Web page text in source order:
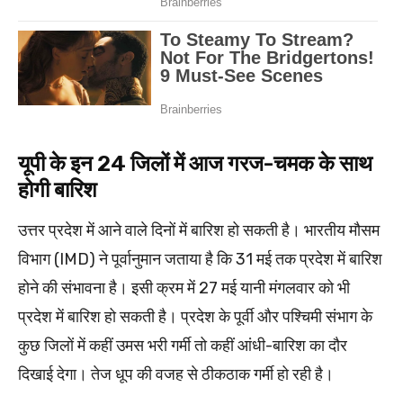
यूपी के इन 24 जिलों में आज गरज-चमक के साथ
होगी बारिश
उत्तर प्रदेश में आने वाले दिनों में बारिश हो सकती है। भारतीय मौसम
विभाग (IMD) ने पूर्वानुमान जताया है कि 31 मई तक प्रदेश में बारिश
होने की संभावना है। इसी क्रम में 27 मई यानी मंगलवार को भी
प्रदेश में बारिश हो सकती है। प्रदेश के पूर्वी और पश्चिमी संभाग के
कुछ जिलों में कहीं उमस भरी गर्मी तो कहीं आंधी-बारिश का दौर
दिखाई देगा। तेज धूप की वजह से ठीकठाक गर्मी हो रही है।